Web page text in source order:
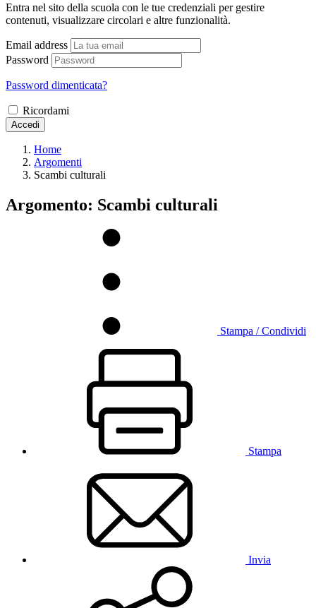
Entra nel sito della scuola con le tue credenziali per gestire
contenuti, visualizzare circolari e altre funzionalità.
Email address
Password
Password dimenticata?
Ricordami
Accedi
Home
Argomenti
Scambi culturali
Argomento: Scambi culturali
Stampa / Condividi
Stampa
Invia